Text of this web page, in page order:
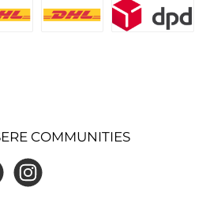
COMMUNITIES